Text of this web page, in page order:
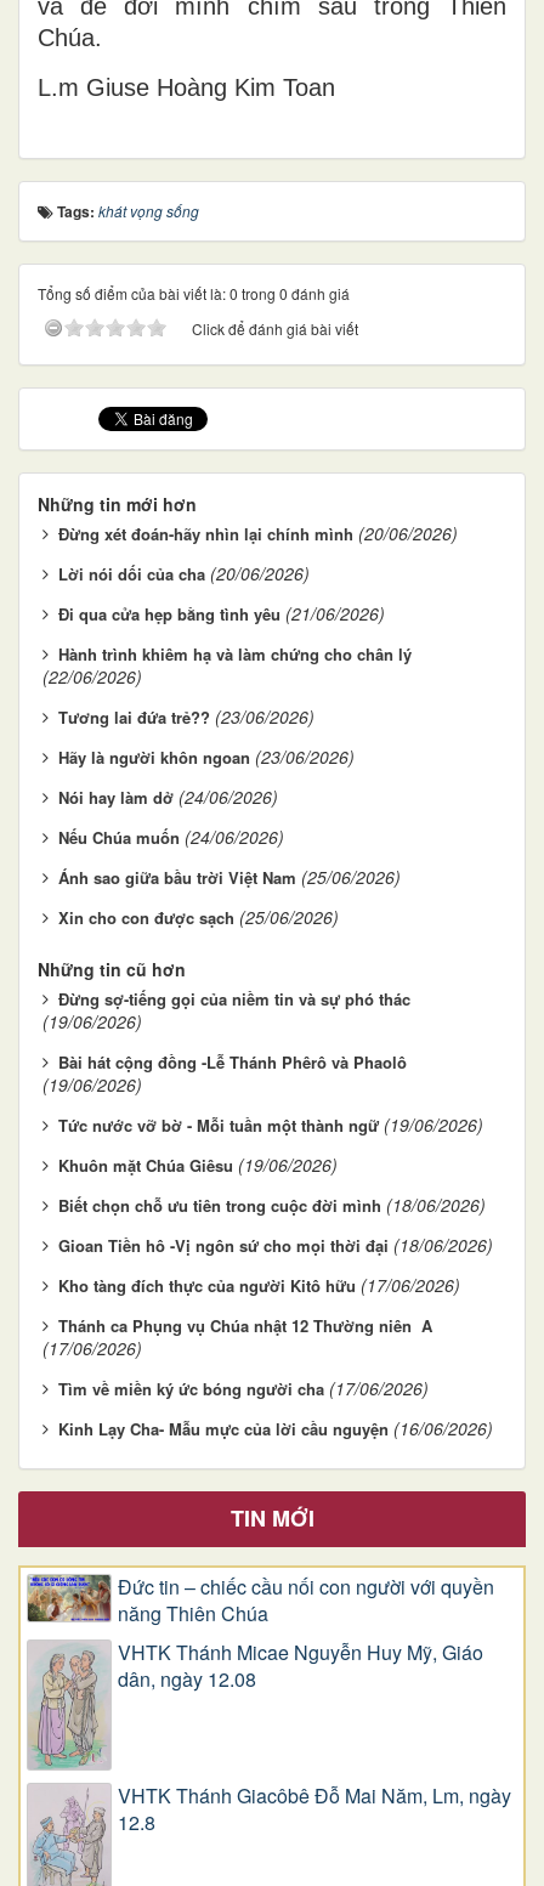
và để đời mình chìm sâu trong Thiên
Chúa.
L.m Giuse Hoàng Kim Toan
Tags: khát vọng sống
Tổng số điểm của bài viết là: 0 trong 0 đánh giá
Click để đánh giá bài viết
Những tin mới hơn
Đừng xét đoán-hãy nhìn lại chính mình (20/06/2026)
Lời nói dối của cha (20/06/2026)
Đi qua cửa hẹp bằng tình yêu (21/06/2026)
Hành trình khiêm hạ và làm chứng cho chân lý
(22/06/2026)
Tương lai đứa trẻ?? (23/06/2026)
Hãy là người khôn ngoan (23/06/2026)
Nói hay làm dở (24/06/2026)
Nếu Chúa muốn (24/06/2026)
Ánh sao giữa bầu trời Việt Nam (25/06/2026)
Xin cho con được sạch (25/06/2026)
Những tin cũ hơn
Đừng sợ-tiếng gọi của niềm tin và sự phó thác
(19/06/2026)
Bài hát cộng đồng -Lễ Thánh Phêrô và Phaolô
(19/06/2026)
Tức nước vỡ bờ - Mỗi tuần một thành ngữ (19/06/2026)
Khuôn mặt Chúa Giêsu (19/06/2026)
Biết chọn chỗ ưu tiên trong cuộc đời mình (18/06/2026)
Gioan Tiền hô -Vị ngôn sứ cho mọi thời đại (18/06/2026)
Kho tàng đích thực của người Kitô hữu (17/06/2026)
Thánh ca Phụng vụ Chúa nhật 12 Thường niên A
(17/06/2026)
Tìm về miền ký ức bóng người cha (17/06/2026)
Kinh Lạy Cha- Mẫu mực của lời cầu nguyện (16/06/2026)
TIN MỚI
Đức tin – chiếc cầu nối con người với quyền
năng Thiên Chúa
VHTK Thánh Micae Nguyễn Huy Mỹ, Giáo
dân, ngày 12.08
VHTK Thánh Giacôbê Ðỗ Mai Năm, Lm, ngày
12.8